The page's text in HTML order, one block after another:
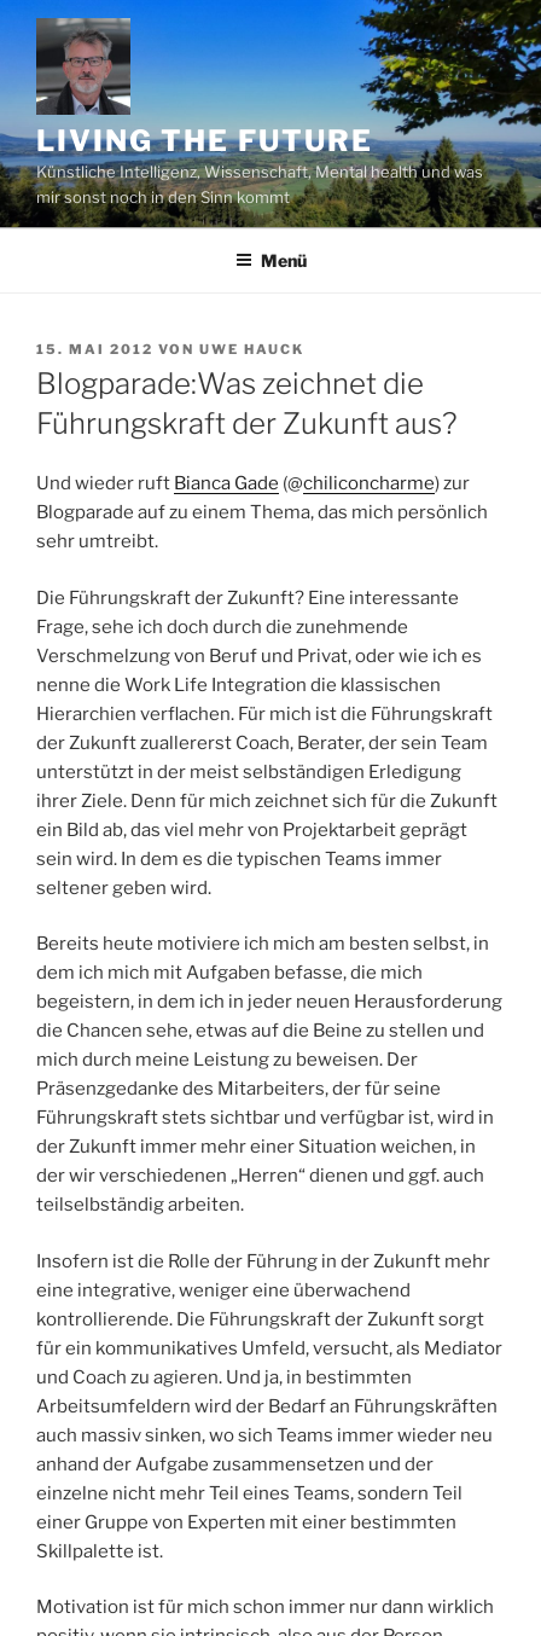
Zum
Inhalt
springen
LIVING THE FUTURE
Künstliche Intelligenz, Wissenschaft, Mental health und was
mir sonst noch in den Sinn kommt
Menü
VERÖFFENTLICHT
AM
15. MAI 2012 VON UWE HAUCK
Blogparade:Was zeichnet die
Führungskraft der Zukunft aus?
Und wieder ruft Bianca Gade (@chiliconcharme) zur
Blogparade auf zu einem Thema, das mich persönlich
sehr umtreibt.
Die Führungskraft der Zukunft? Eine interessante
Frage, sehe ich doch durch die zunehmende
Verschmelzung von Beruf und Privat, oder wie ich es
nenne die Work Life Integration die klassischen
Hierarchien verflachen. Für mich ist die Führungskraft
der Zukunft zuallererst Coach, Berater, der sein Team
unterstützt in der meist selbständigen Erledigung
ihrer Ziele. Denn für mich zeichnet sich für die Zukunft
ein Bild ab, das viel mehr von Projektarbeit geprägt
sein wird. In dem es die typischen Teams immer
seltener geben wird.
Bereits heute motiviere ich mich am besten selbst, in
dem ich mich mit Aufgaben befasse, die mich
begeistern, in dem ich in jeder neuen Herausforderung
die Chancen sehe, etwas auf die Beine zu stellen und
mich durch meine Leistung zu beweisen. Der
Präsenzgedanke des Mitarbeiters, der für seine
Führungskraft stets sichtbar und verfügbar ist, wird in
der Zukunft immer mehr einer Situation weichen, in
der wir verschiedenen „Herren“ dienen und ggf. auch
teilselbständig arbeiten.
Insofern ist die Rolle der Führung in der Zukunft mehr
eine integrative, weniger eine überwachend
kontrollierende. Die Führungskraft der Zukunft sorgt
für ein kommunikatives Umfeld, versucht, als Mediator
und Coach zu agieren. Und ja, in bestimmten
Arbeitsumfeldern wird der Bedarf an Führungskräften
auch massiv sinken, wo sich Teams immer wieder neu
anhand der Aufgabe zusammensetzen und der
einzelne nicht mehr Teil eines Teams, sondern Teil
einer Gruppe von Experten mit einer bestimmten
Skillpalette ist.
Motivation ist für mich schon immer nur dann wirklich